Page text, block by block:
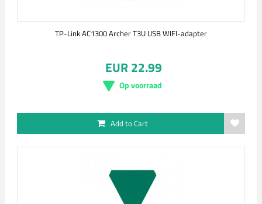
TP-Link AC1300 Archer T3U USB WIFI-adapter
EUR 22.99
Op voorraad
Add to Cart